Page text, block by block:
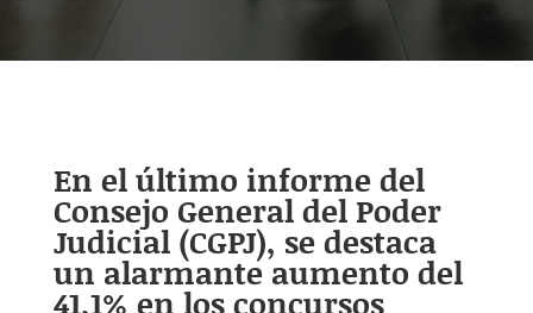
En el último informe del
Consejo General del Poder
Judicial (CGPJ), se destaca
un alarmante aumento del
41,1% en los concursos